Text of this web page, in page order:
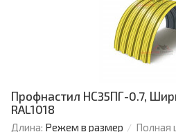
Профнастил НС35ПГ-0.7,
RAL1018
Длина: Режем в размер Полная